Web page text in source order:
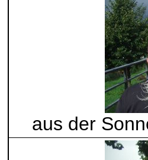
aus der